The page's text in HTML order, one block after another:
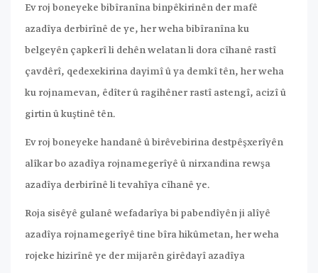
Ev roj boneyeke bibîranîna binpêkirinên der mafê
azadîya derbirînê de ye, her weha bibîranîna ku
belgeyên çapkerî li dehên welatan li dora cîhanê rastî
çavdêrî, qedexekirina dayimî û ya demkî tên, her weha
ku rojnamevan, êdîter û ragihêner rastî astengî, acizî û
girtin û kuştinê tên.
Ev roj boneyeke handanê û birêvebirina destpêşxerîyên
alîkar bo azadîya rojnamegerîyê û nirxandina rewşa
azadîya derbirînê li tevahîya cîhanê ye.
Roja sisêyê gulanê wefadarîya bi pabendîyên ji alîyê
azadîya rojnamegerîyê tine bîra hikûmetan, her weha
rojeke hizirînê ye der mijarên girêdayî azadîya